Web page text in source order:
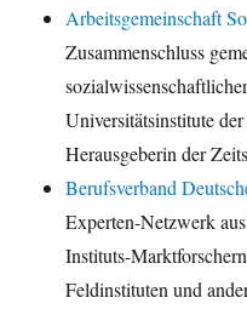
Arbeitsgemeinschaft
Zusammenschluss
Universitätsinstitute
Herausgeberin der
Berufsverband
Experten-Netzwerk
Instituts-
Feldinstituten und